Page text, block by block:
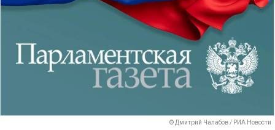
© Дмитрий Чалабов / РИА Новости